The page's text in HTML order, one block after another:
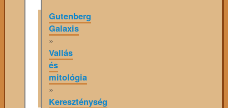
Gutenberg
Galaxis
»
Vallás
és
mitológia
»
Kereszténység